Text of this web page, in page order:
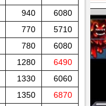
940
6080
770
5710
780
6080
1280
6490
1330
6060
1350
6870